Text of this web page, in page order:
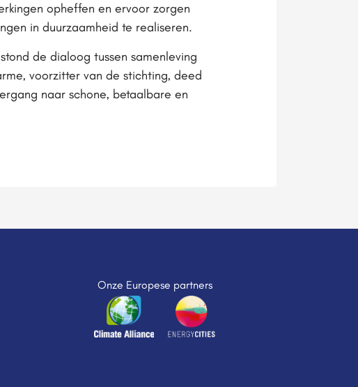
opheffen en ervoor zorgen
in duurzaamheid te realiseren.
de dialoog tussen samenleving
voorzitter van de stichting, deed
naar schone, betaalbare en
Onze Europese partners